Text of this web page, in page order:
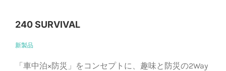
240 SURVIVAL
新製品
「車中泊×防災」をコンセプトに、趣味と防災の2Way